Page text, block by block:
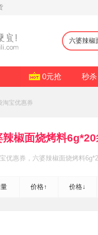
0元抢 秒杀
淘宝优惠券
辣椒面烧烤料
优惠券 ，六婆辣椒面烧烤料
价格↑ 价格↓